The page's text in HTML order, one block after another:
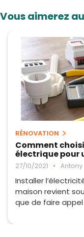
Vous aimerez
RÉNOVATION
Comment
électrique pour
27/10/2021 • Antony
Installer
maison revient
que de faire appel